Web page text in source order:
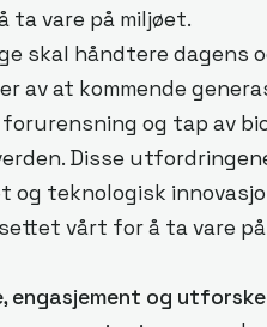
ta vare på miljøet.
skal håndtere dagens
av at kommende
forurensning og tap av
Disse
og teknologisk
vårt for å ta vare
engasjement og